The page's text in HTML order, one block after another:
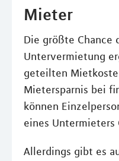
Mieter
Die größte Chance
Untervermietung
geteilten
Mietersparnis bei
können
eines Untermieters
Allerdings gibt es